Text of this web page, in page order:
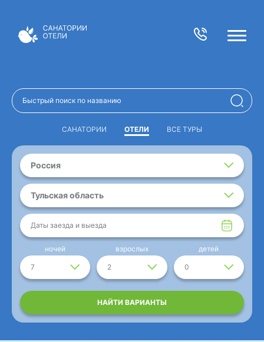
САНАТОРИИ ОТЕЛИ ВСЕ ТУРЫ
Россия
Тульская область
Даты заезда и выезда
7
ночей
2
взрослых
0
детей
НАЙТИ ВАРИАНТЫ